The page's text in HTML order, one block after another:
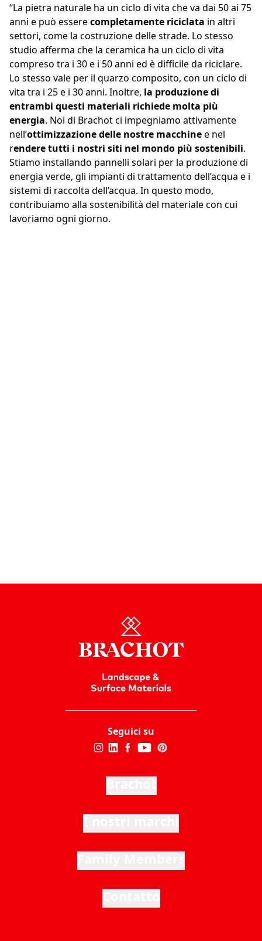
rispetto alla ceramica
Dott. Kristof Callebaur, geologo in Brachot
“La pietra naturale ha un ciclo di vita che va dai 50 ai 75
anni e può esserecompletamente riciclata in altri
settori, come la costruzione delle strade. Lo stesso
studio afferma che la ceramica ha un ciclo di vita
compreso tra i 30 e i 50 anni ed è difficile da riciclare.
Lo stesso vale per il quarzo composito, con un ciclo di
vita tra i 25 e i 30 anni. Inoltre, la produzione di
entrambi questi materiali richiede molta più
energia. Noi di Brachot ci impegniamo attivamente
nell’ottimizzazione delle nostre macchinee nel
rendere tutti i nostri siti nel mondo più sostenibili.
Stiamo installando pannelli solari per la produzione di
energia verde, gli impianti di trattamento dell’acqua e i
sistemi di raccolta dell’acqua. In questo modo,
contribuiamo alla sostenibilità del materiale con cui
lavoriamo ogni giorno.
Seguici su